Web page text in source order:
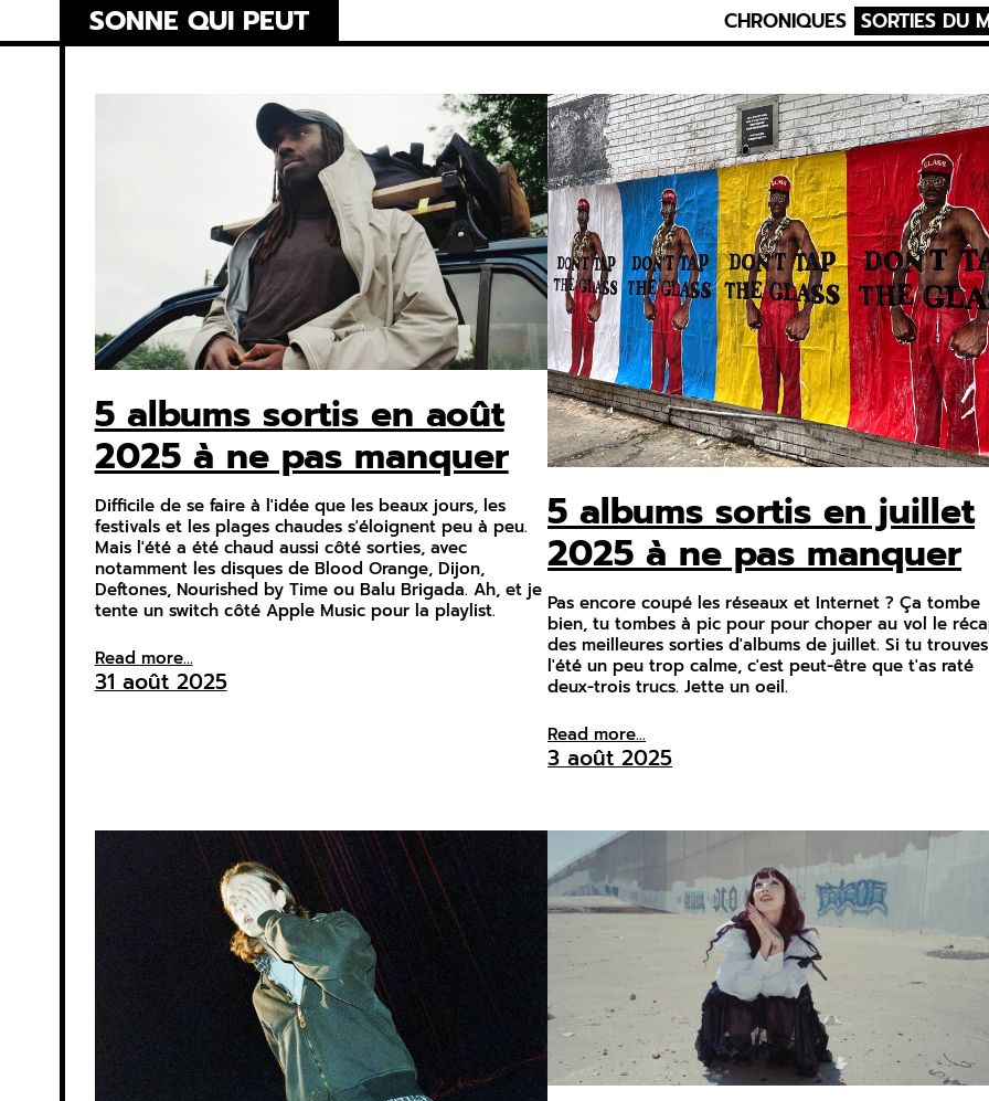
to
SONNE QUI PEUT CHRONIQUES SORTIES DU
5 albums sortis en août
2025 à ne pas manquer
Difficile de se faire à l'idée que les beaux jours, les
festivals et les plages chaudes s'éloignent peu à peu.
Mais l'été a été chaud aussi côté sorties, avec
notamment les disques de Blood Orange, Dijon,
Deftones, Nourished by Time ou Balu Brigada. Ah, et je
tente un switch côté Apple Music pour la playlist.
Read more...
31 août 2025
5 albums sortis en juillet
2025 à ne pas manquer
Pas encore coupé les réseaux et Internet ? Ça tombe
bien, tu tombes à pic pour pour choper au vol le
des meilleures sorties d'albums de juillet. Si tu trouves
l'été un peu trop calme, c'est peut-être que t'as raté
deux-trois trucs. Jette un oeil.
Read more...
3 août 2025